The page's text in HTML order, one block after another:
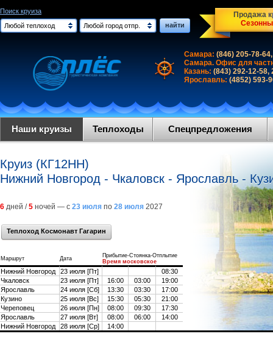
Поиск круиза
Любой теплоход
Любой город отпр. найти
Продажа
Самара: (846) 205-78-
Самара. Офис для
Казань: (843) 292-12-58,
Ярославль: (4852) 593-
Наши круизы Теплоходы Спецпредложения
Круиз (КГ12НН)
Нижний Новгород - Чкаловск - Ярославль -
6 дней /5 ночей — с 23 июля по 28 июля 2027
Теплоход Космонавт Гагарин
Маршрут Дата
Прибытие-Стоянка-Отплытие
Время московское
Нижний Новгород 23 июля [Пт]
08:30
Чкаловск
23 июля [Пт] 16:00 03:00
19:00
Ярославль
24 июля [Сб] 13:30 03:30
17:00
Кузино
25 июля [Вс] 15:30 05:30
21:00
Череповец
26 июля [Пн] 08:00 09:30
17:30
Ярославль
27 июля [Вт] 08:00 06:00
14:00
Нижний Новгород
28 июля [Ср] 14:00